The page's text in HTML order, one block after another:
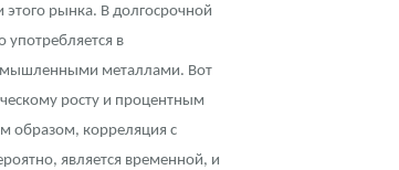
рынка. В долгосрочной
употребляется в
металлами. Вот
росту и процентным
образом, корреляция с
является временной, и